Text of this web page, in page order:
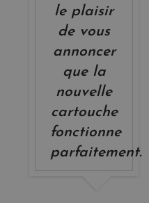
le plaisir
de vous
annoncer
que la
nouvelle
cartouche
fonctionne
parfaitement.